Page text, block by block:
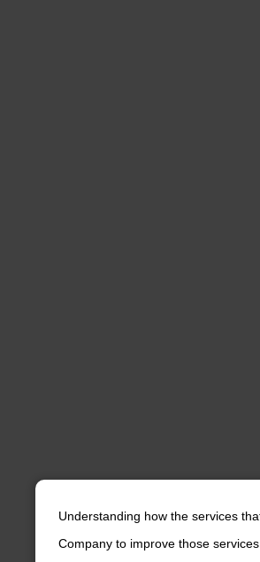
Understanding how the services
Company to improve those